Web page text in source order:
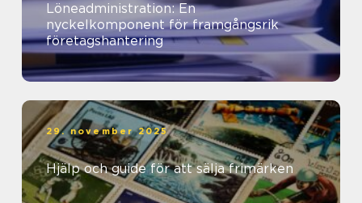
Löneadministration: En
nyckelkomponent för framgångsrik
företagshantering
29. november 2025
Hjälp och guide för att sälja frimärken